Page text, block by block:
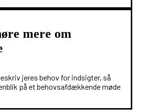
mere om
jeres behov for indsigter, så
på et behovsafdækkende møde